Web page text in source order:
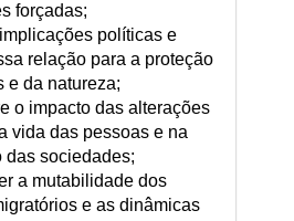
forçadas;
políticas e
relação para a proteção
e da natureza;
o impacto das alterações
vida das pessoas e na
das sociedades;
a mutabilidade dos
e as dinâmicas